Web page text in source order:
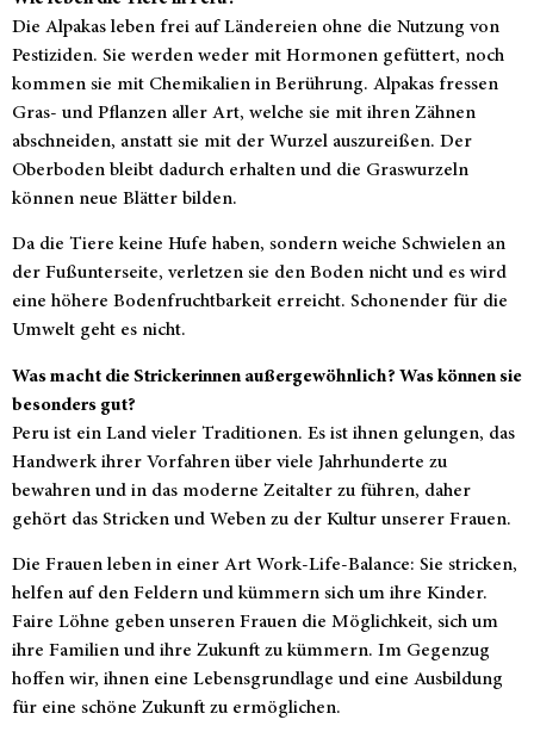
Die Alpakas leben frei auf Ländereien ohne die Nutzung von
Pestiziden. Sie werden weder mit Hormonen gefüttert, noch
kommen sie mit Chemikalien in Berührung. Alpakas fressen
Gras- und Pflanzen aller Art, welche sie mit ihren Zähnen
abschneiden, anstatt sie mit der Wurzel auszureißen. Der
Oberboden bleibt dadurch erhalten und die Graswurzeln
können neue Blätter bilden.
Da die Tiere keine Hufe haben, sondern weiche Schwielen an
der Fußunterseite, verletzen sie den Boden nicht und es wird
eine höhere Bodenfruchtbarkeit erreicht. Schonender für die
Umwelt geht es nicht.
Was macht die Strickerinnen außergewöhnlich? Was können sie
besonders gut?
Peru ist ein Land vieler Traditionen. Es ist ihnen gelungen, das
Handwerk ihrer Vorfahren über viele Jahrhunderte zu
bewahren und in das moderne Zeitalter zu führen, daher
gehört das Stricken und Weben zu der Kultur unserer Frauen.
Die Frauen leben in einer Art Work-Life-Balance: Sie stricken,
helfen auf den Feldern und kümmern sich um ihre Kinder.
Faire Löhne geben unseren Frauen die Möglichkeit, sich um
ihre Familien und ihre Zukunft zu kümmern. Im Gegenzug
hoffen wir, ihnen eine Lebensgrundlage und eine Ausbildung
für eine schöne Zukunft zu ermöglichen.